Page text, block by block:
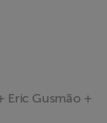
Eric Gusmão +